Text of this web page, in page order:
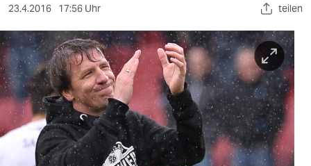
sport
berlin
nord
wahrheit
23.4.2016 17:56 Uhr teilen